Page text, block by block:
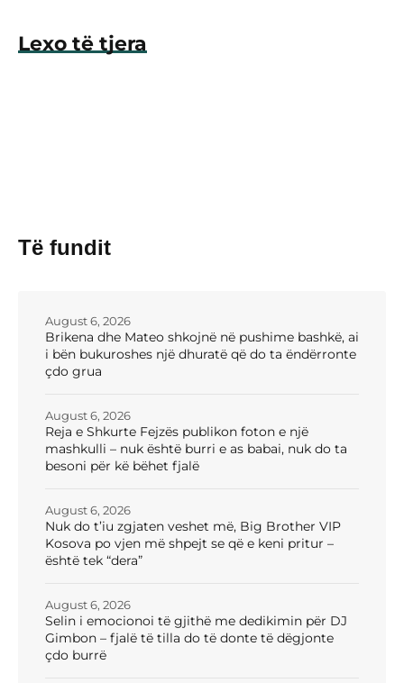
Lexo të tjera
Të fundit
Brikena dhe Mateo shkojnë në pushime bashkë, ai
i bën bukuroshes një dhuratë që do ta ëndërronte
çdo grua
August 6, 2026
Reja e Shkurte Fejzës publikon foton e një
mashkulli – nuk është burri e as babai, nuk do ta
besoni për kë bëhet fjalë
August 6, 2026
Nuk do t’iu zgjaten veshet më, Big Brother VIP
Kosova po vjen më shpejt se që e keni pritur –
është tek “dera”
August 6, 2026
Selin i emocionoi të gjithë me dedikimin për DJ
Gimbon – fjalë të tilla do të donte të dëgjonte
çdo burrë
August 6, 2026